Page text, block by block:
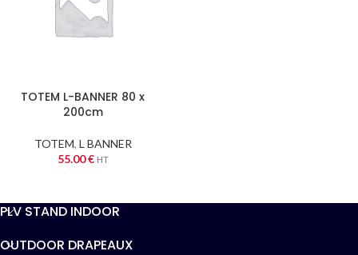
TOTEM L-BANNER 80 x
200cm
TOTEM, L BANNER
55.00€ HT
PLV STAND INDOOR
OUTDOOR DRAPEAUX